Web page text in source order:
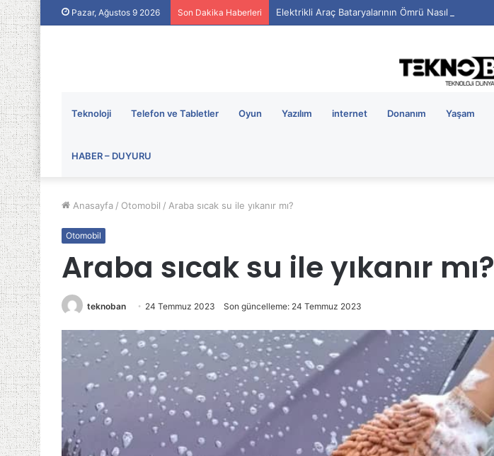
Pazar, Ağustos 9 2026 Son Dakika Haberleri Elektrikli Araç Bataryalarının Ömrü Nasıl Uzatılır?
Teknoloji Telefon ve Tabletler Oyun Yazılım internet Donanım Yaşam
HABER – DUYURU
Anasayfa / Otomobil / Araba sıcak su ile yıkanır mı?
Otomobil
Araba sıcak su ile yıkanır mı?
teknoban 24 Temmuz 2023 Son güncelleme: 24 Temmuz 2023